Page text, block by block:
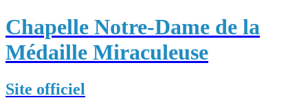
Chapelle Notre-Dame de la
Médaille Miraculeuse
Site officiel